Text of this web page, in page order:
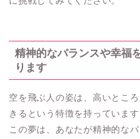
精神的なバランスや幸福
ります
空を飛ぶ人の姿は、高いとこ
きるという特徴を持っています
この夢は、あなたが精神的な